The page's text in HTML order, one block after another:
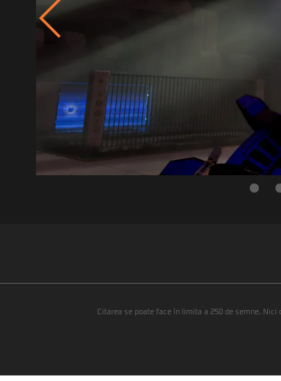
Citarea se poate face în limita a 250 de semne.